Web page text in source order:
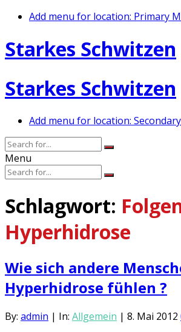
Add menu for location: Primary
Starkes Schwitzen
Starkes Schwitzen
Add menu for location:
Menu
Schlagwort:
Hyperhidrose
Wie sich andere
Hyperhidrose fühlen ?
By: admin | In: Allgemein | 8. Mai 2012